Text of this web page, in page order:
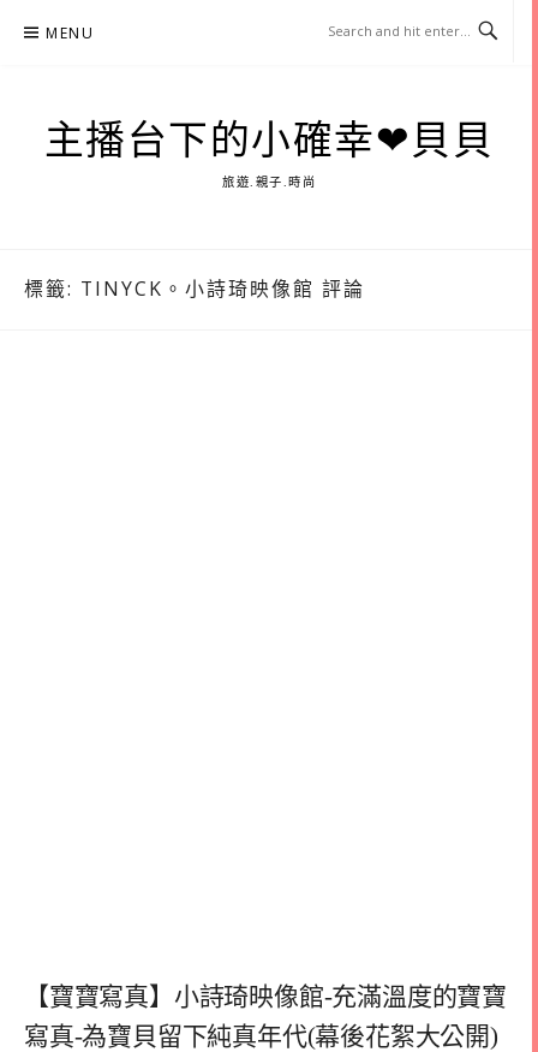
MENU
主播台下的小確幸❤貝貝
旅遊.親子.時尚
標籤: TINYCK。小詩琦映像館 評論
【寶寶寫真】小詩琦映像館-充滿溫度的寶寶
寫真-為寶貝留下純真年代(幕後花絮大公開)